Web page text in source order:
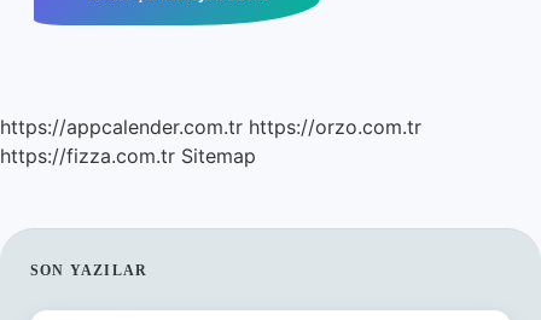
https://appcalender.com.tr https://orzo.com.tr
https://fizza.com.tr Sitemap
SIDEBAR
SON YAZILAR